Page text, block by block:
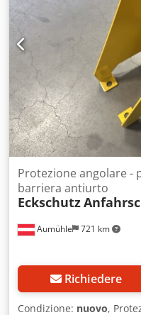
Aumühle 721 km
Protezione angolare -
barriera antiurto
Eckschutz
Richiedere
Condizione: nuovo,